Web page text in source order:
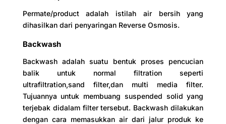
Permate/product adalah istilah air bersih yang
dihasilkan dari penyaringan Reverse Osmosis.
Backwash
Backwash adalah suatu bentuk proses pencucian
balik untuk normal filtration seperti
ultrafiltration,sand filter,dan multi media filter.
Tujuannya untuk membuang suspended solid yang
terjebak didalam filter tersebut. Backwash dilakukan
dengan cara memasukkan air dari jalur produk ke